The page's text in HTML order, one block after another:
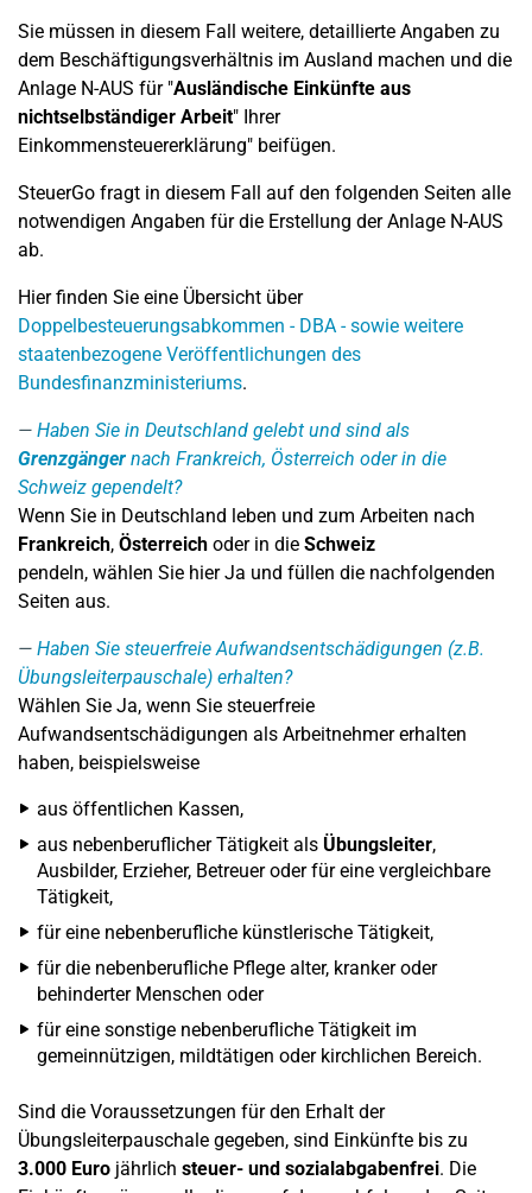
Sie müssen in diesem Fall weitere, detaillierte Angaben zu
dem Beschäftigungsverhältnis im Ausland machen und die
Anlage N-AUS für "Ausländische Einkünfte aus
nichtselbständiger Arbeit" Ihrer
Einkommensteuererklärung" beifügen.
SteuerGo fragt in diesem Fall auf den folgenden Seiten alle
notwendigen Angaben für die Erstellung der Anlage N-AUS
ab.
Hier finden Sie eine Übersicht über
Doppelbesteuerungsabkommen - DBA - sowie weitere
staatenbezogene Veröffentlichungen des
Bundesfinanzministeriums.
Haben Sie in Deutschland gelebt und sind als
Grenzgänger nach Frankreich, Österreich oder in die
Schweiz gependelt?
Wenn Sie in Deutschland leben und zum Arbeiten nach
Frankreich, Österreich oder in die Schweiz
pendeln, wählen Sie hier Ja und füllen die nachfolgenden
Seiten aus.
Haben Sie steuerfreie Aufwandsentschädigungen (z.B.
Übungsleiterpauschale) erhalten?
Wählen Sie Ja, wenn Sie steuerfreie
Aufwandsentschädigungen als Arbeitnehmer erhalten
haben, beispielsweise
aus öffentlichen Kassen,
aus nebenberuflicher Tätigkeit als Übungsleiter,
Ausbilder, Erzieher, Betreuer oder für eine vergleichbare
Tätigkeit,
für eine nebenberufliche künstlerische Tätigkeit,
für die nebenberufliche Pflege alter, kranker oder
behinderter Menschen oder
für eine sonstige nebenberufliche Tätigkeit im
gemeinnützigen, mildtätigen oder kirchlichen Bereich.
Sind die Voraussetzungen für den Erhalt der
Übungsleiterpauschale gegeben, sind Einkünfte bis zu
3.000 Euro jährlich steuer- und sozialabgabenfrei. Die